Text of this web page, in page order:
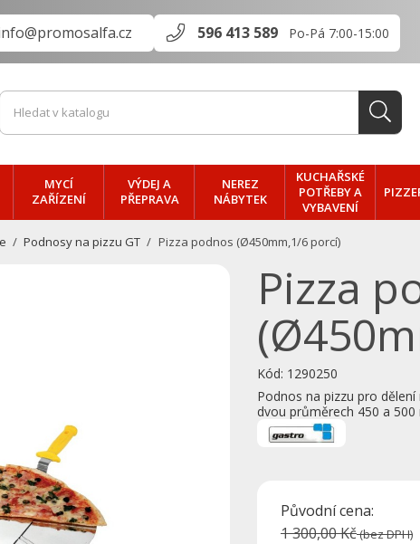
596 413 589 Po-Pá 7:00-15:00
MYCÍ
ZAŘÍZENÍ
VÝDEJ A
PŘEPRAVA
NEREZ
NÁBYTEK
KUCHAŘSKÉ
POTŘEBY A
VYBAVENÍ
Podnosy na pizzu GT Pizza podnos (Ø450mm,1/6 porcí)
Pizza
Kód: 1290250
Podnos na pizzu pro
dvou průměrech 450 a 500
Původní cena:
1 300,00 Kč(bez DPH)